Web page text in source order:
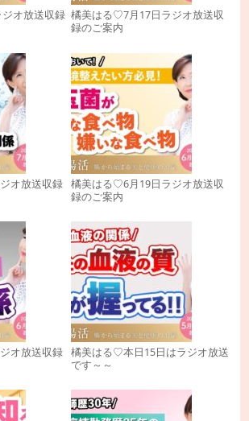
オ放送収録 橘美はる♡7月17日ラジオ放送収
録のご案内
オ放送収録
橘美はる♡6月19日ラジオ放送収
録のご案内
オ放送収録
橘美はる♡本日15日はラジオ放送
です～～